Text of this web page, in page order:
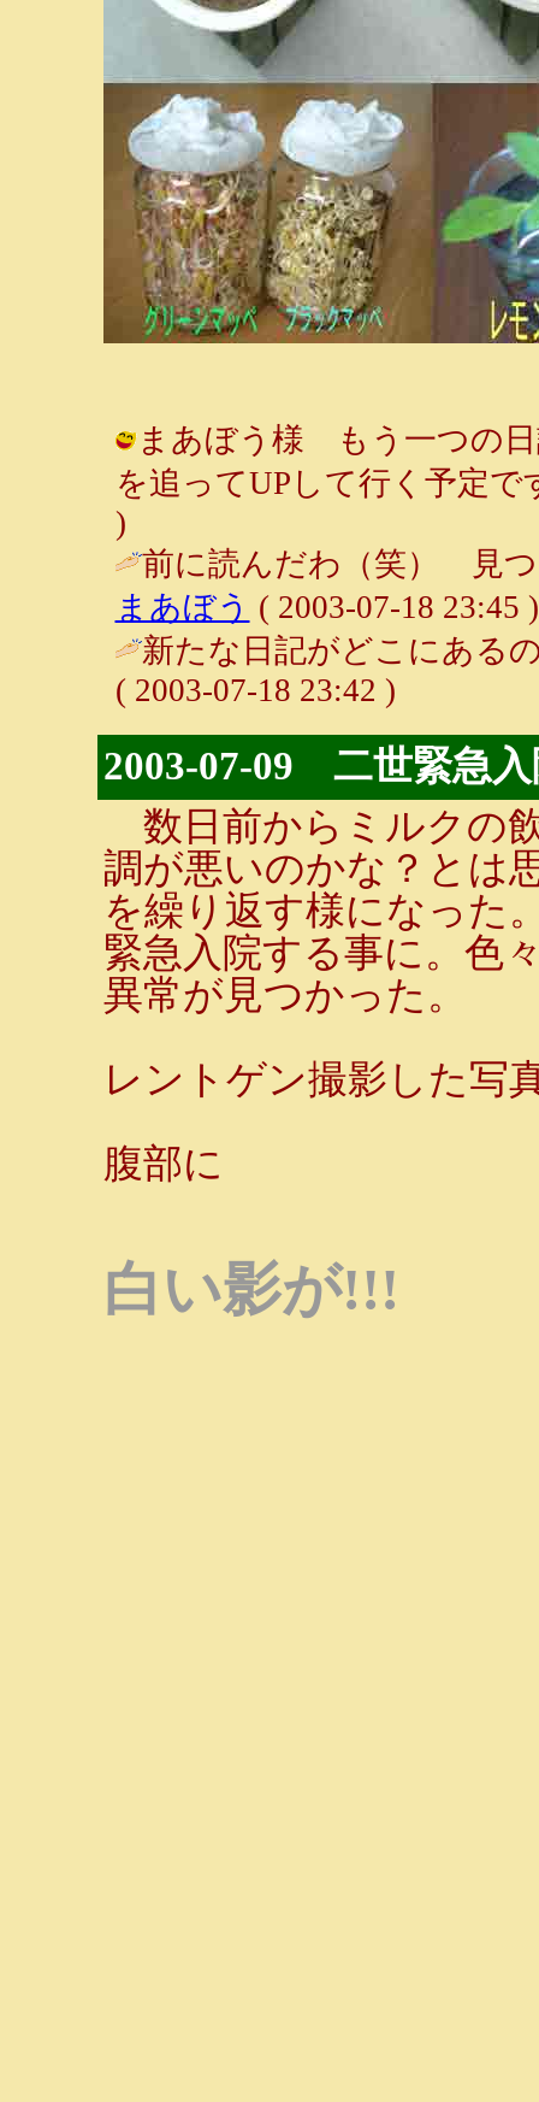
まあぼう様 もう一つの日
を追ってUPして行く予定で
)
前に読んだわ（笑） 見
まあぼう ( 2003-07-18 23:45 )
新たな日記がどこにある
( 2003-07-18 23:42 )
2003-07-09 二世緊急
数日前からミルクの
調が悪いのかな？とは
を繰り返す様になった
緊急入院する事に。色
異常が見つかった。
レントゲン撮影した写
腹部に
白い影が!!!